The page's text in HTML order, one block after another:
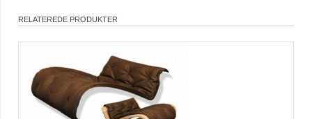
RELATEREDE PRODUKTER